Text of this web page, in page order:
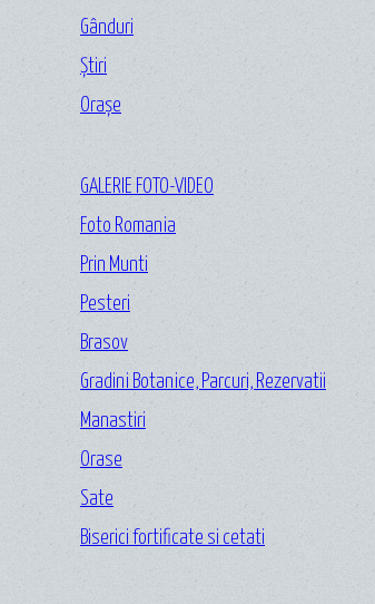
Gânduri
Ştiri
Oraşe
GALERIE FOTO-VIDEO
Foto Romania
Prin Munti
Pesteri
Brasov
Gradini Botanice, Parcuri, Rezervatii
Manastiri
Orase
Sate
Biserici fortificate si cetati